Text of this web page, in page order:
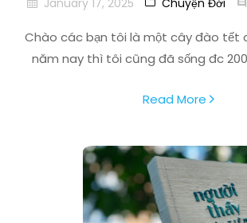
January 17, 2025 Chuyện Đời
Chào các bạn tôi là một cây đào tết
năm nay thì tôi cũng đã sống đc 200
Read More